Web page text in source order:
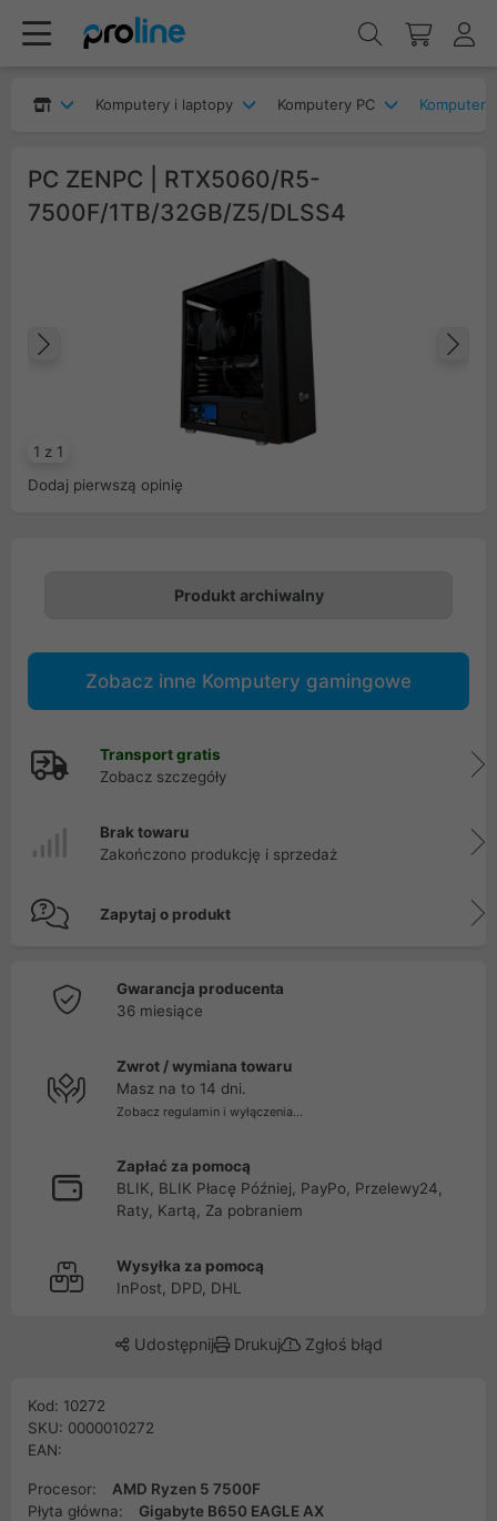
Komputery i laptopy Komputery PC
PC ZENPC | RTX5060/R5-
7500F/1TB/32GB/Z5/DLSS4
1 z 1
Poprzedni
Dodaj pierwszą opinię
Produkt archiwalny
Zobacz inne Komputery gamingowe
Transport gratis
Zobacz szczegóły
Brak towaru
Zakończono produkcję i sprzedaż
Zapytaj o produkt
Gwarancja producenta
36 miesiące
Zwrot / wymiana towaru
Masz na to 14 dni.
Zobacz regulamin i wyłączenia...
Zapłać za pomocą
BLIK, BLIK Płacę Później, PayPo, Przelewy24,
Raty, Kartą, Za pobraniem
Wysyłka za pomocą
InPost, DPD, DHL
Udostępnij Drukuj Zgłoś błąd
Kod: 10272
SKU: 0000010272
EAN:
Procesor:
AMD Ryzen 5 7500F
Płyta główna:
Gigabyte B650 EAGLE AX